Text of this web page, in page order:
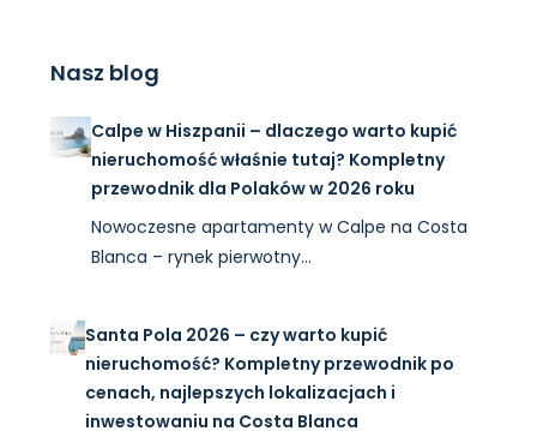
Nasz blog
Calpe w Hiszpanii – dlaczego warto kupić
nieruchomość właśnie tutaj? Kompletny
przewodnik dla Polaków w 2026 roku
Nowoczesne apartamenty w Calpe na Costa
Blanca – rynek pierwotny…
Santa Pola 2026 – czy warto kupić
nieruchomość? Kompletny przewodnik po
cenach, najlepszych lokalizacjach i
inwestowaniu na Costa Blanca